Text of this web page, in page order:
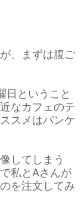
、まずは腹ご
日ということ
なカフェのテ
スメはパンケ
してしまう
私とAさんが
を注文してみ